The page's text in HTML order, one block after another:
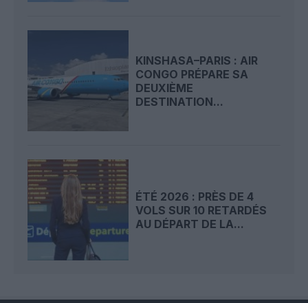
KINSHASA–PARIS : AIR
CONGO PRÉPARE SA
DEUXIÈME
DESTINATION...
ÉTÉ 2026 : PRÈS DE 4
VOLS SUR 10 RETARDÉS
AU DÉPART DE LA...